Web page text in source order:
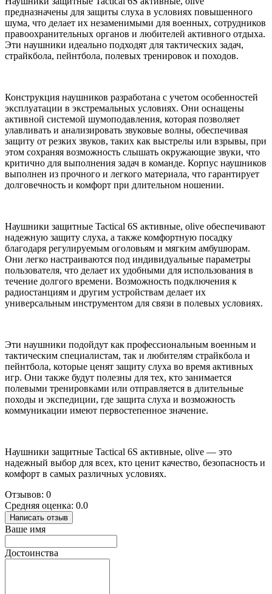
предназначены для защиты слуха в условиях повышенного
шума, что делает их незаменимыми для военных, сотрудников
правоохранительных органов и любителей активного отдыха.
Эти наушники идеально подходят для тактических задач,
страйкбола, пейнтбола, полевых тренировок и походов.
Конструкция наушников разработана с учетом особенностей
эксплуатации в экстремальных условиях. Они оснащены
активной системой шумоподавления, которая позволяет
улавливать и анализировать звуковые волны, обеспечивая
защиту от резких звуков, таких как выстрелы или взрывы, при
этом сохраняя возможность слышать окружающие звуки, что
критично для выполнения задач в команде. Корпус наушников
выполнен из прочного и легкого материала, что гарантирует
долговечность и комфорт при длительном ношении.
Наушники защитные Tactical 6S активные, olive обеспечивают
надежную защиту слуха, а также комфортную посадку
благодаря регулируемым оголовьям и мягким амбушюрам.
Они легко настраиваются под индивидуальные параметры
пользователя, что делает их удобными для использования в
течение долгого времени. Возможность подключения к
радиостанциям и другим устройствам делает их
универсальным инструментом для связи в полевых условиях.
Эти наушники подойдут как профессиональным военным и
тактическим специалистам, так и любителям страйкбола и
пейнтбола, которые ценят защиту слуха во время активных
игр. Они также будут полезны для тех, кто занимается
полевыми тренировками или отправляется в длительные
походы и экспедиции, где защита слуха и возможность
коммуникации имеют первостепенное значение.
Наушники защитные Tactical 6S активные, olive — это
надежный выбор для всех, кто ценит качество, безопасность и
комфорт в самых различных условиях.
Отзывов: 0
Средняя оценка: 0.0
Написать отзыв
Ваше имя
Достоинства